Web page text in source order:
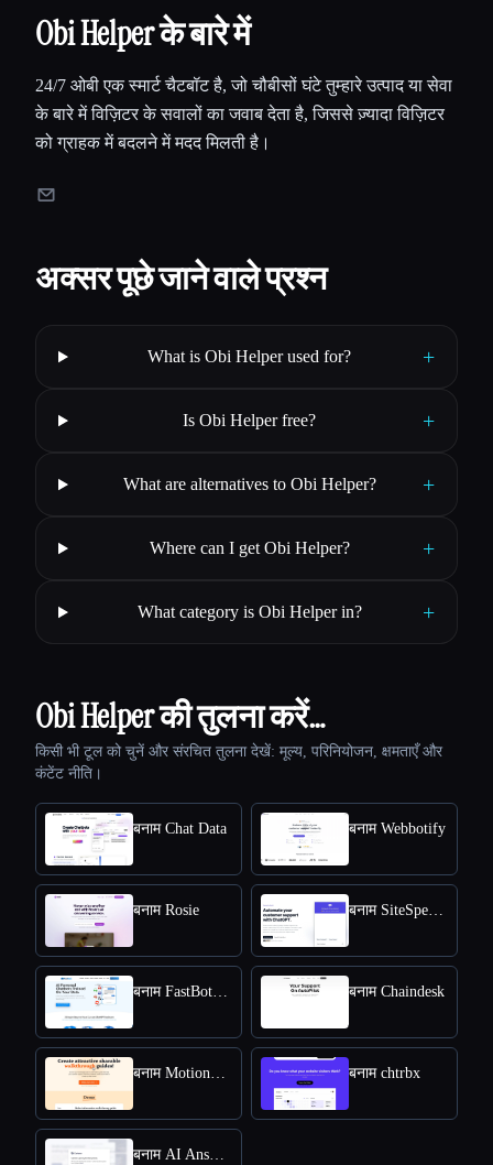
Obi Helper के बारे में
24/7 ओबी एक स्मार्ट चैटबॉट है, जो चौबीसों घंटे तुम्हारे उत्पाद या सेवा
के बारे में विज़िटर के सवालों का जवाब देता है, जिससे ज़्यादा विज़िटर
को ग्राहक में बदलने में मदद मिलती है।
अक्सर पूछे जाने वाले प्रश्न
What is Obi Helper used for? +
Is Obi Helper free? +
What are alternatives to Obi Helper? +
Where can I get Obi Helper? +
What category is Obi Helper in? +
Obi Helper की तुलना करें…
किसी भी टूल को चुनें और संरचित तुलना देखें: मूल्य, परिनियोजन, क्षमताएँ और
कंटेंट नीति।
बनाम Chat Data बनाम Webbotify
बनाम Rosie बनाम SiteSpeakAI
बनाम FastBots.ai बनाम Chaindesk
बनाम MotionShot बनाम chtrbx
बनाम AI Answers by Cohere